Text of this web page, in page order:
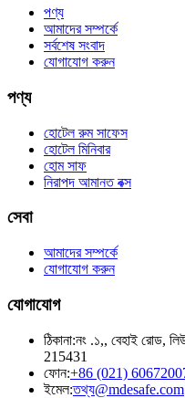
পণ্য
আমাদের সম্পর্কে
সর্বশেষ সংবাদ
যোগাযোগ করুন
পণ্য
হোটেল রুম সাফেস
হোটেল মিনিবার
হোম সাফ
নিরাপদ আমানত বক্স
সেবা
আমাদের সম্পর্কে
যোগাযোগ করুন
যোগাযোগ
ঠিকানা:নং .১,, বেহাই রোড,
215431
ফোন:+86 (021)
ইমেল:তথ্য@mdesafe.com